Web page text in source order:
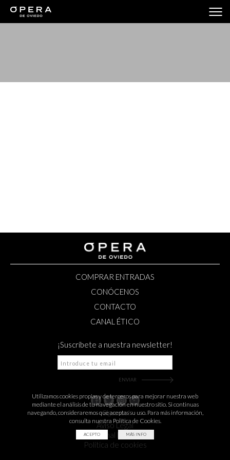
Utilizamos cookies propias y de terceros para mejorar nuestra web
mediante el análisis de tu navegación en nuestro sitio. Si continuas
navegando, consideraremos que aceptas su uso. Para más información,
consulta nuestra Política de Cookies.
ACEPTO MÁS INFO
COMPRAR ENTRADAS
CONÓCENOS
CONTACTO
CANAL ÉTICO
¡Suscríbete a nuestra newsletter!
¡Síguenos!
Aviso Legal
Canal Ético
Política de cookies